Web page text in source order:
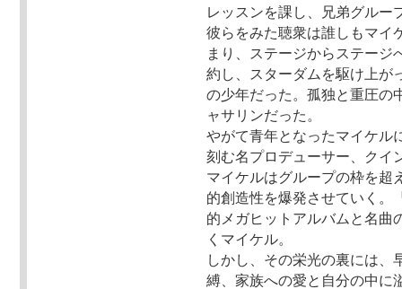
レッスンを課し、兄弟グルー
彼らをみた聴衆は誰しもマイ
まり、ステージからステージ
約し、スターダムを駆け上が
の少年だった。孤独と重圧の
ャサリンだった。
やがて青年となったマイケル
刻む名プロデューサー、クイ
マイケルはグループの枠を超
的創造性を爆発させていく。
的メガヒットアルバムと名曲
くマイケル。
しかし、その栄光の裏には、
縛、家族への愛と自分の中に